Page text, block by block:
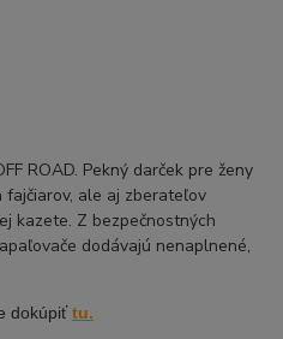
ROAD. Pekný darček pre ženy
fajčiarov, ale aj zberateľov
kazete. Z bezpečnostných
dodávajú nenaplnené,
dokúpiťtu.